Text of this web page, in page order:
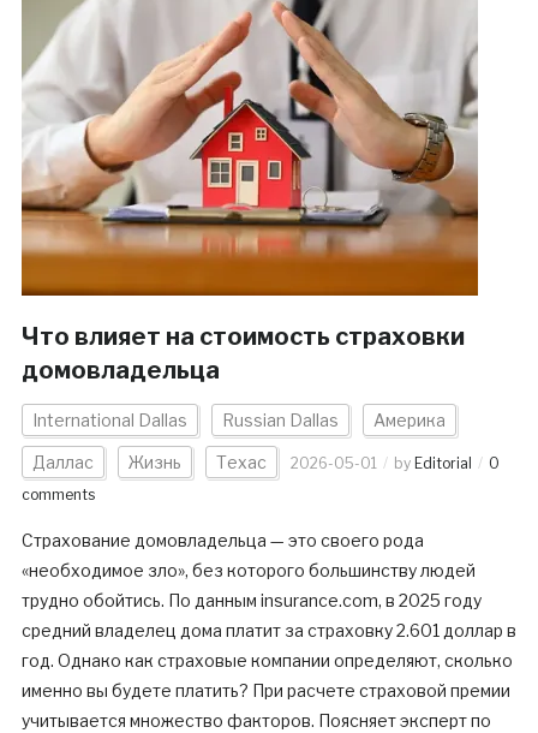
Что влияет на стоимость страховки
домовладельца
International Dallas Russian Dallas Америка
Даллас Жизнь Техас 2026-05-01 by Editorial
0
comments
Страхование домовладельца — это своего рода
«необходимое зло», без которого большинству людей
трудно обойтись. По данным insurance.com, в 2025 году
средний владелец дома платит за страховку 2.601 доллар в
год. Однако как страховые компании определяют, сколько
именно вы будете платить? При расчете страховой премии
учитывается множество факторов. Поясняет эксперт по